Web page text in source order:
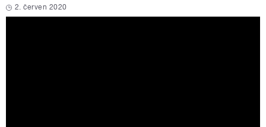
2. červen 2020